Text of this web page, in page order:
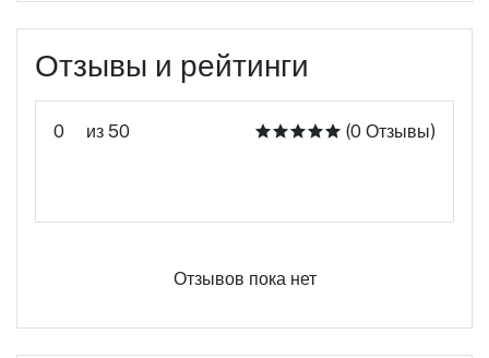
Отзывы и рейтинги
0 из 50 (0 Отзывы)
Отзывов пока нет